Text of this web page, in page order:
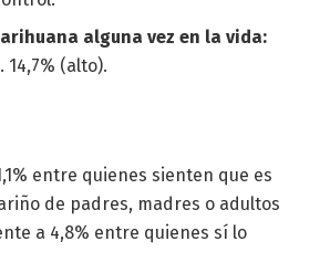
alguna vez en la vida:
14,7% (alto).
entre quienes sienten que es
de padres, madres o adultos
a 4,8% entre quienes sí lo